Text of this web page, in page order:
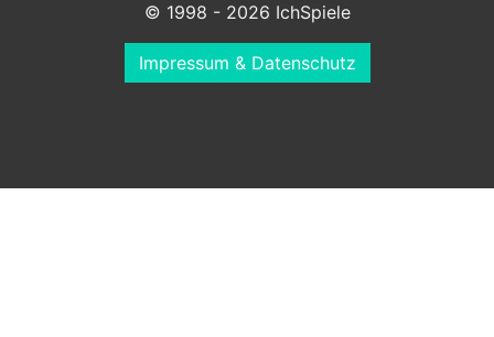
© 1998 - 2026 IchSpiele
Impressum & Datenschutz